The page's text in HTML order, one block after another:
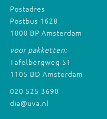
Postadres
Postbus 1628
1000 BP Amsterdam
voor pakketten:
Tafelbergweg 51
1105 BD Amsterdam
020 525 3690
dia@uva.nl